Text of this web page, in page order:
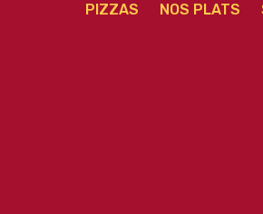
PIZZAS NOS PLATS